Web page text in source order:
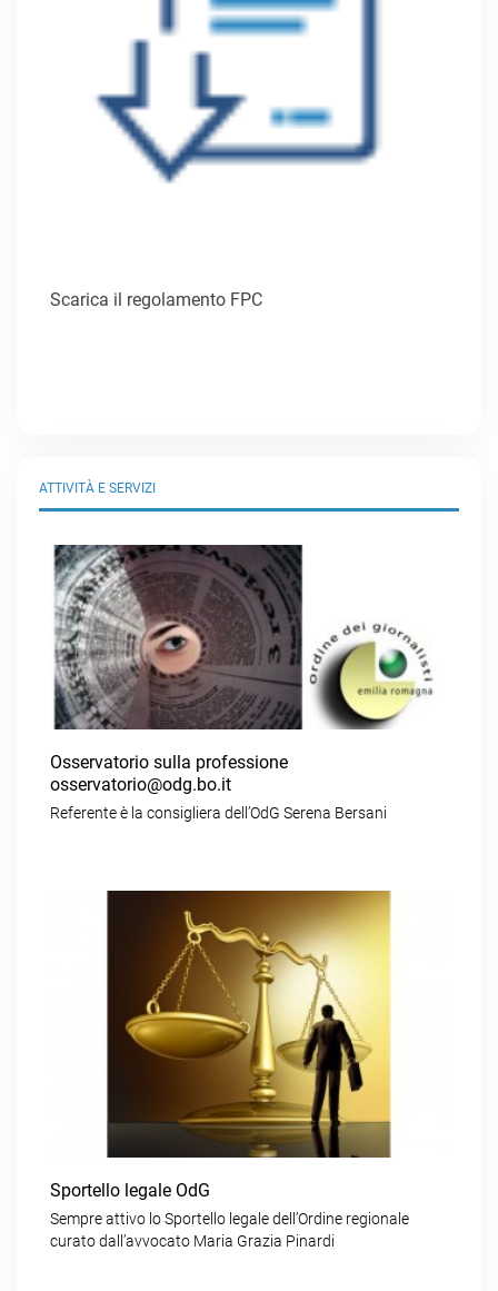
Scarica il regolamento FPC
ATTIVITÀ E SERVIZI
Osservatorio sulla professione
osservatorio@odg.bo.it
Referente è la consigliera dell’OdG Serena Bersani
Sportello legale OdG
Sempre attivo lo Sportello legale dell’Ordine regionale
curato dall’avvocato Maria Grazia Pinardi